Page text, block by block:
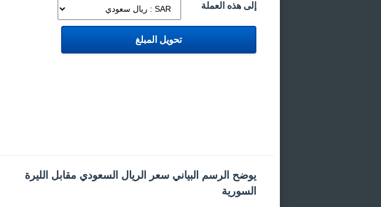
إلى هذه العملة
يوضح الرسم البياني سعر الريال السعودي مقابل الليرة
السورية